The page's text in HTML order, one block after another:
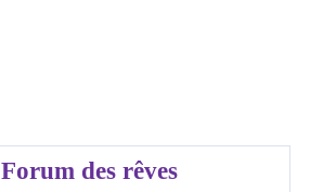
Forum des rêves